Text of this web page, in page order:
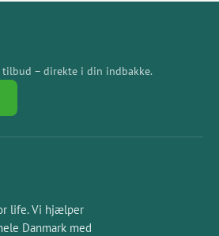
tilbud – direkte i din indbakke.
life. Vi hjælper
Danmark med